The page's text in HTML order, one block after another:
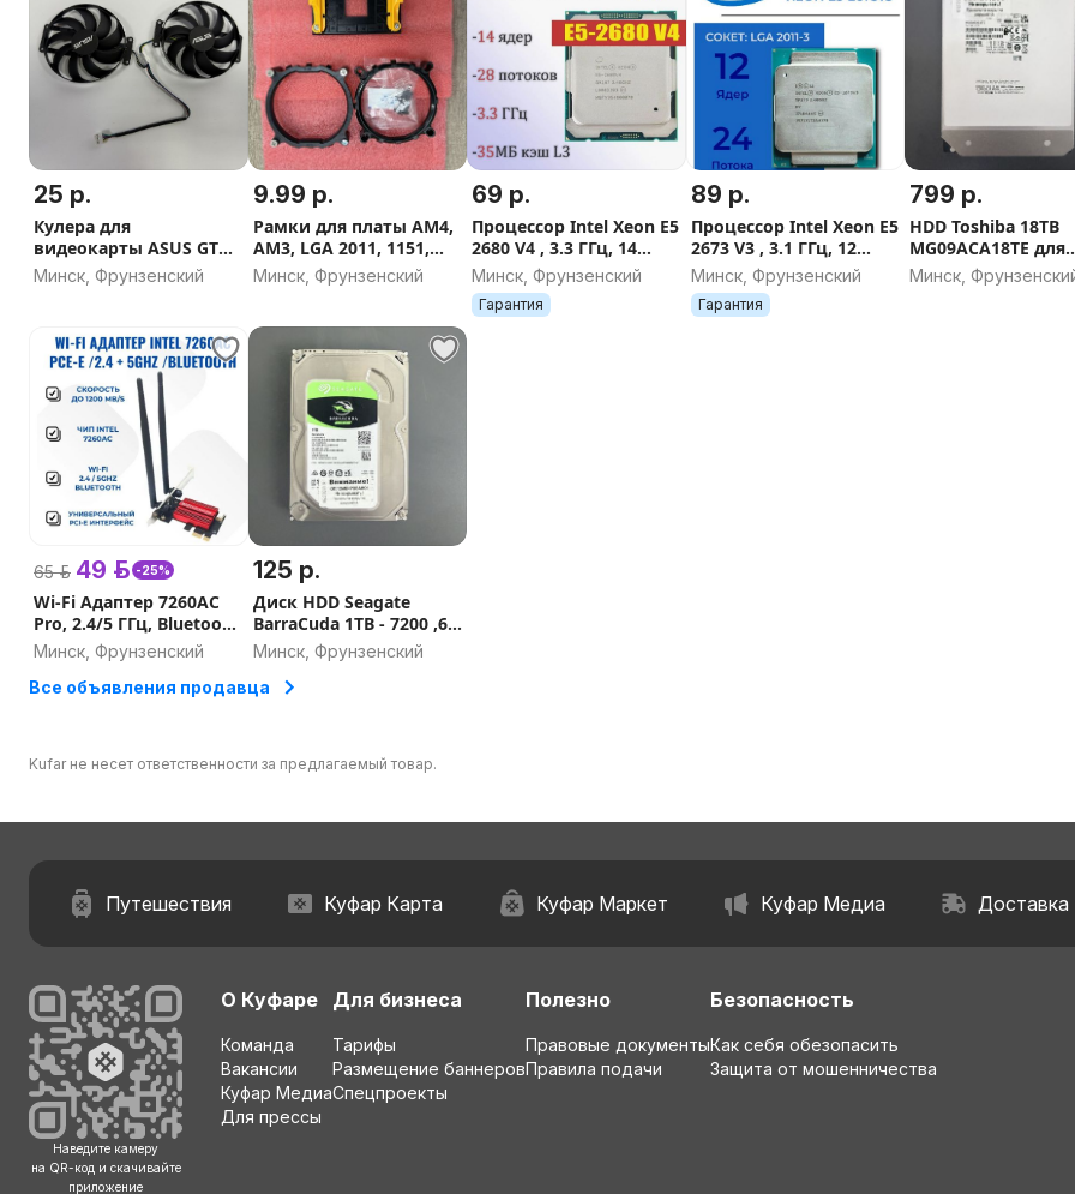
25 р.
Кулера для
видеокарты ASUS GTX,
RTX -разные, фото
внутри
Минск, Фрунзенский
9.99 р.
Рамки для платы AM4,
AM3, LGA 2011, 1151,
1150, 1155, 1200, 1700,
Минск, Фрунзенский
69 р.
Процессор Intel Xeon E5
2680 V4 , 3.3 ГГц, 14
ядер, 28 потоков
Минск, Фрунзенский
Гарантия
89 р.
Процессор Intel Xeon E5
2673 V3 , 3.1 ГГц, 12
ядер, 24 потока
Минск, Фрунзенский
Гарантия
799 р.
HDD Toshiba 18TB
MG09ACA18TE для
хранения данных,
сервера
Минск,
65 р. 49 р. -25%
Wi-Fi Адаптер 7260AC
Pro, 2.4/5 ГГц, Bluetooth
4.0, 2 Антенны
Минск, Фрунзенский
125 р.
Диск HDD Seagate
BarraCuda 1TB - 7200 ,64
МБ, без пробега
Минск, Фрунзенский
Все объявления продавца
Kufar не несет ответственности за предлагаемый товар.
Путешествия Куфар Карта Куфар Маркет Куфар Медиа Доставка
Наведите камеру
на QR-код и скачивайте
приложение
О Куфаре
Команда
Вакансии
Куфар Медиа
Для прессы
Для бизнеса
Тарифы
Размещение баннеров
Спецпроекты
Полезно
Правовые документы
Правила подачи
Безопасность
Как себя обезопасить
Защита от мошенничества